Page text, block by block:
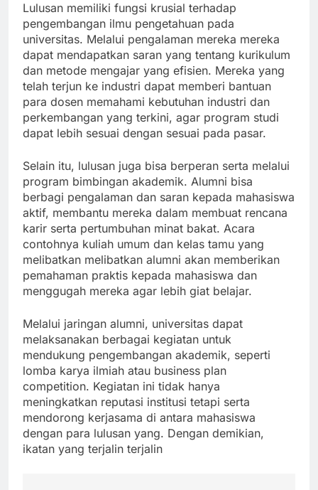
Lulusan memiliki fungsi krusial terhadap
pengembangan ilmu pengetahuan pada
universitas. Melalui pengalaman mereka mereka
dapat mendapatkan saran yang tentang kurikulum
dan metode mengajar yang efisien. Mereka yang
telah terjun ke industri dapat memberi bantuan
para dosen memahami kebutuhan industri dan
perkembangan yang terkini, agar program studi
dapat lebih sesuai dengan sesuai pada pasar.
Selain itu, lulusan juga bisa berperan serta melalui
program bimbingan akademik. Alumni bisa
berbagi pengalaman dan saran kepada mahasiswa
aktif, membantu mereka dalam membuat rencana
karir serta pertumbuhan minat bakat. Acara
contohnya kuliah umum dan kelas tamu yang
melibatkan melibatkan alumni akan memberikan
pemahaman praktis kepada mahasiswa dan
menggugah mereka agar lebih giat belajar.
Melalui jaringan alumni, universitas dapat
melaksanakan berbagai kegiatan untuk
mendukung pengembangan akademik, seperti
lomba karya ilmiah atau business plan
competition. Kegiatan ini tidak hanya
meningkatkan reputasi institusi tetapi serta
mendorong kerjasama di antara mahasiswa
dengan para lulusan yang. Dengan demikian,
ikatan yang terjalin terjalin